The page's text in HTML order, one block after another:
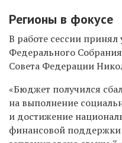
Регионы в фокусе
В работе сессии принял
Федерального
Совета Федерации
«Бюджет получился
на выполнение
и достижение
финансовой